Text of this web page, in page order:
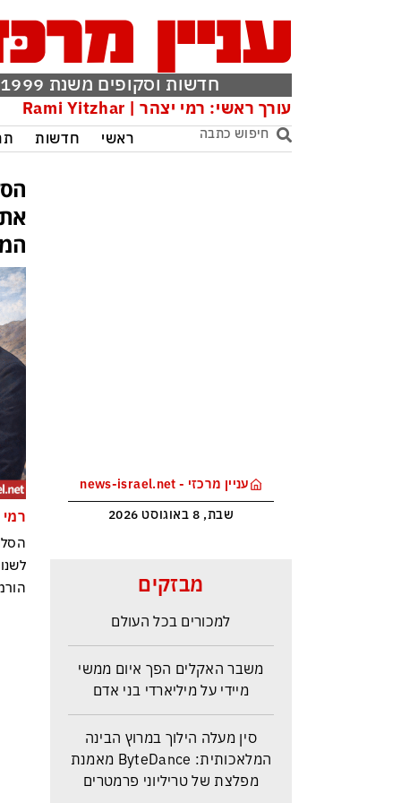
חדשות וסקופים משנת 1999
עורך ראשי: רמי יצהר | Rami Yitzhar
ראשי חדשות
עניין מרכזי - news-israel.net
שבת, 8 באוגוסט 2026
מבזקים
הקולומביאני ייקר את הקוקאין
למכורים בכל העולם
משבר האקלים הפך איום ממשי
מיידי על מיליארדי בני אדם
סין מעלה הילוך במרוץ הבינה
המלאכותית: ByteDance מאמנת
מפלצת של טריליוני פרמטרים